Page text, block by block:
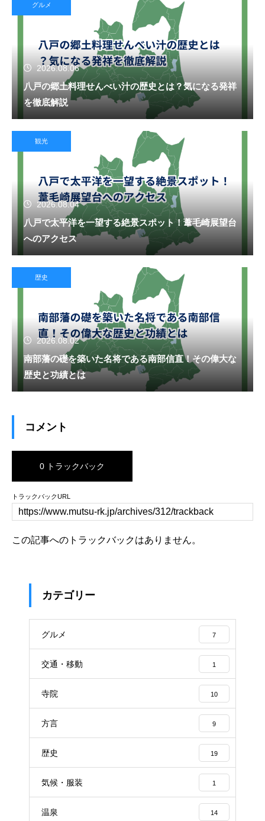
グルメ
2026.08.06
八戸の郷土料理せんべい汁の歴史とは？気になる発祥
を徹底解説
観光
2026.08.04
八戸で太平洋を一望する絶景スポット！葦毛崎展望台
へのアクセス
歴史
2026.08.02
南部藩の礎を築いた名将である南部信直！その偉大な
歴史と功績とは
コメント
0 トラックバック
トラックバックURL
この記事へのトラックバックはありません。
カテゴリー
グルメ 7
交通・移動 1
寺院 10
方言 9
歴史 19
気候・服装 1
温泉 14